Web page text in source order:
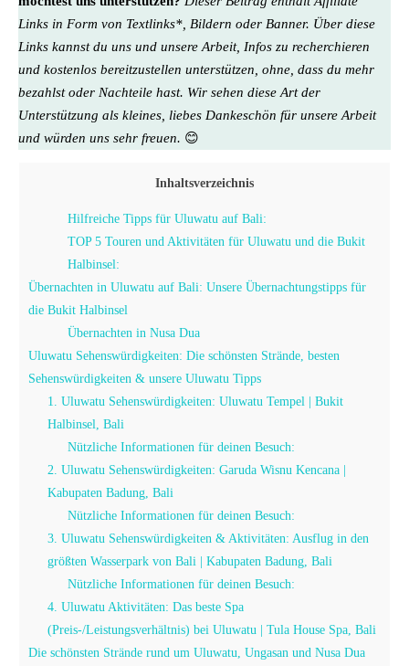
Links in Form von Textlinks*, Bildern oder Banner. Über diese
Links kannst du uns und unsere Arbeit, Infos zu recherchieren
und kostenlos bereitzustellen unterstützen, ohne, dass du mehr
bezahlst oder Nachteile hast. Wir sehen diese Art der
Unterstützung als kleines, liebes Dankeschön für unsere Arbeit
und würden uns sehr freuen. 😊
Inhaltsverzeichnis
Hilfreiche Tipps für Uluwatu auf Bali:
TOP 5 Touren und Aktivitäten für Uluwatu und die Bukit
Halbinsel:
Übernachten in Uluwatu auf Bali: Unsere Übernachtungstipps für
die Bukit Halbinsel
Übernachten in Nusa Dua
Uluwatu Sehenswürdigkeiten: Die schönsten Strände, besten
Sehenswürdigkeiten & unsere Uluwatu Tipps
1. Uluwatu Sehenswürdigkeiten: Uluwatu Tempel | Bukit
Halbinsel, Bali
Nützliche Informationen für deinen Besuch:
2. Uluwatu Sehenswürdigkeiten: Garuda Wisnu Kencana |
Kabupaten Badung, Bali
Nützliche Informationen für deinen Besuch:
3. Uluwatu Sehenswürdigkeiten & Aktivitäten: Ausflug in den
größten Wasserpark von Bali | Kabupaten Badung, Bali
Nützliche Informationen für deinen Besuch:
4. Uluwatu Aktivitäten: Das beste Spa
(Preis-/Leistungsverhältnis) bei Uluwatu | Tula House Spa, Bali
Die schönsten Strände rund um Uluwatu, Ungasan und Nusa Dua